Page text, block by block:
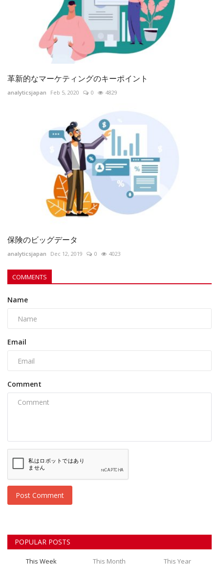
革新的なマーケティングのキーポイント
analyticsjapan Feb 5, 2020 0 4829
保険のビッグデータ
analyticsjapan Dec 12, 2019 0 4023
COMMENTS
Name
Email
Comment
Post Comment
POPULAR POSTS
This Week This Month This Year